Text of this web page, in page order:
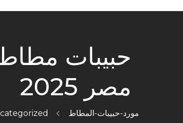
حبيبات
مصر 2025
مورد-حبيبات-المطاط